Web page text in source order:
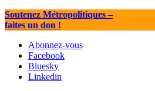
Soutenez Métropolitiques–
faites un don !
Abonnez-vous
Facebook
Bluesky
Linkedin